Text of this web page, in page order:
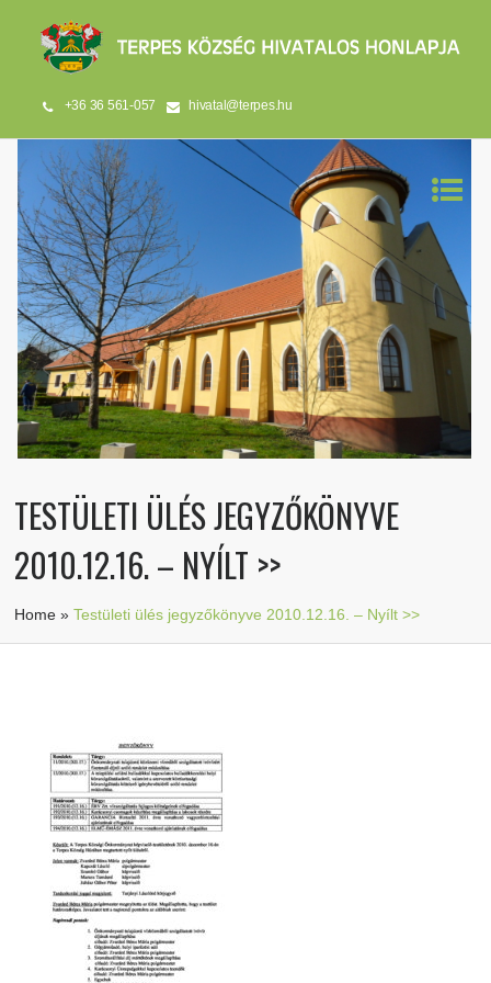
+36 36 561-057 hivatal@terpes.hu
TESTÜLETI ÜLÉS JEGYZŐKÖNYVE
2010.12.16. – NYÍLT >>
Home »Testületi ülés jegyzőkönyve 2010.12.16. – Nyílt >>